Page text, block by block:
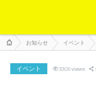
お知らせ イベント
イベント 3305views